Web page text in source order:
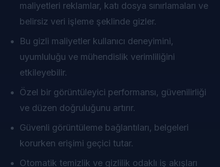
maliyetleri reklamlar, katı dosya sınırlamaları ve
belirsiz veri işleme şeklinde gizler.
Bu gizli maliyetler kullanıcı deneyimini,
uyumluluğu ve mühendislik verimliliğini
etkileyebilir.
Özel bir görüntüleyici performansı, güvenilirliği
ve düzen doğruluğunu artırır.
Güvenli görüntüleme bağlantıları, belgeleri
korurken erişimi geçici tutar.
Otomatik temizlik ve gizlilik odaklı iş akışları